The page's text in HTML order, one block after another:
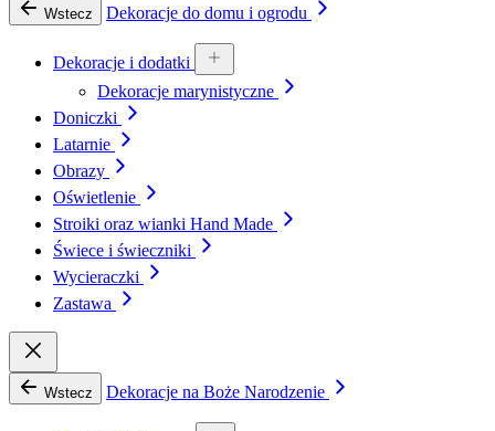
Wstecz Dekoracje do domu i ogrodu
Dekoracje i dodatki
Dekoracje marynistyczne
Doniczki
Latarnie
Obrazy
Oświetlenie
Stroiki oraz wianki Hand Made
Świece i świeczniki
Wycieraczki
Zastawa
Wstecz Dekoracje na Boże Narodzenie